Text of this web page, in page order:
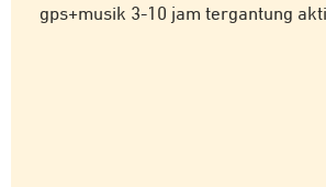
gps+musik 3-10 jam tergantung